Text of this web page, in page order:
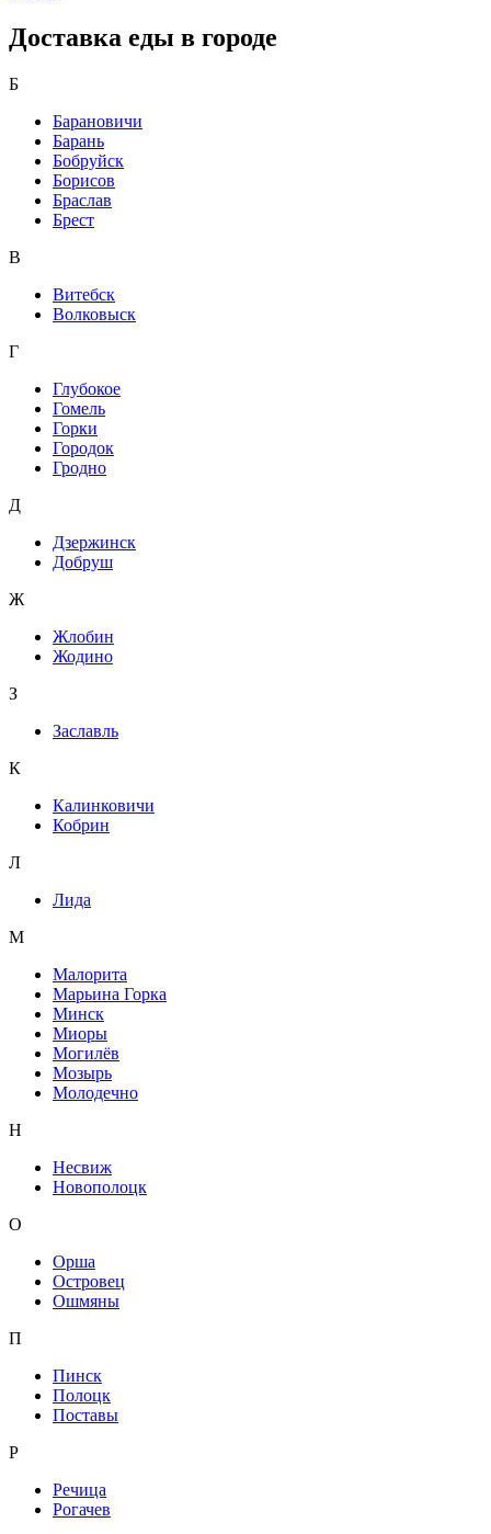
Доставка еды в городе
Б
Барановичи
Барань
Бобруйск
Борисов
Браслав
Брест
В
Витебск
Волковыск
Г
Глубокое
Гомель
Горки
Городок
Гродно
Д
Дзержинск
Добруш
Ж
Жлобин
Жодино
З
Заславль
К
Калинковичи
Кобрин
Л
Лида
М
Малорита
Марьина Горка
Минск
Миоры
Могилёв
Мозырь
Молодечно
Н
Несвиж
Новополоцк
О
Орша
Островец
Ошмяны
П
Пинск
Полоцк
Поставы
Р
Речица
Рогачев